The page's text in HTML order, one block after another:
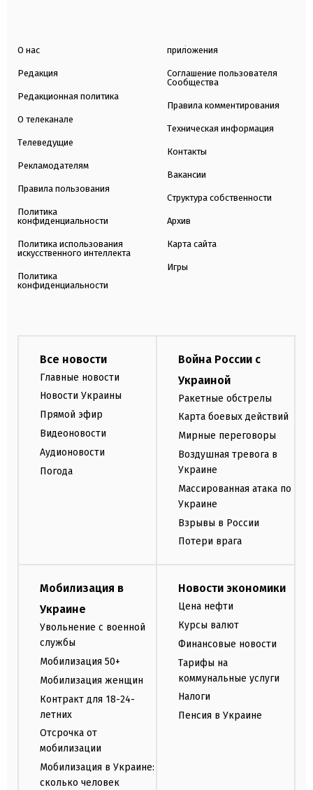
О нас
Редакция
Редакционная политика
О телеканале
Телеведущие
Рекламодателям
Правила пользования
Политика
конфиденциальности
Политика использования
искусственного интеллекта
Политика
конфиденциальности
приложения
Соглашение пользователя
Сообщества
Правила комментирования
Техническая информация
Контакты
Вакансии
Структура собственности
Архив
Карта сайта
Игры
Все новости
Главные новости
Новости Украины
Прямой эфир
Видеоновости
Аудионовости
Погода
Война России с
Украиной
Ракетные обстрелы
Карта боевых действий
Мирные переговоры
Воздушная тревога в
Украине
Массированная атака по
Украине
Взрывы в России
Потери врага
Мобилизация в
Украине
Увольнение с военной
службы
Мобилизация 50+
Мобилизация женщин
Контракт для 18-24-
летних
Отсрочка от
мобилизации
Мобилизация в Украине:
сколько человек
Новости экономики
Цена нефти
Курсы валют
Финансовые новости
Тарифы на
коммунальные услуги
Налоги
Пенсия в Украине